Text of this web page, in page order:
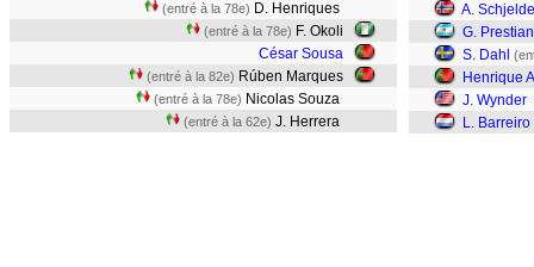
(entré à la 78e) D. Henriques
(entré à la 78e) F. Okoli
César Sousa
(entré à la 82e) Rúben Marques
(entré à la 78e) Nicolas Souza
(entré à la 62e) J. Herrera
A.
G.
S. Dahl
Henrique
J. Wynder
L. Barreiro